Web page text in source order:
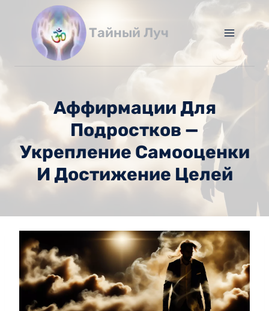
содержимому
Тайный Луч
Аффирмации Для
Подростков —
Укрепление Самооценки
И Достижение Целей